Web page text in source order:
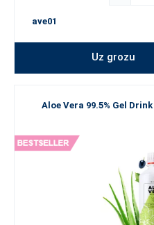
ave01
Uz grozu
Aloe Vera 99.5% Gel